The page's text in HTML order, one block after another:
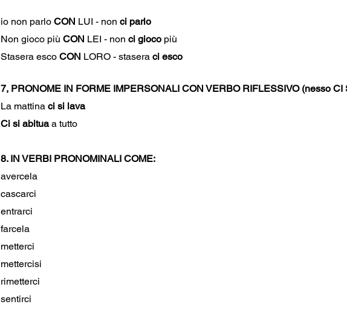
io non parlo CON LUI - non ci parlo
Non gioco più CON LEI - non ci gioco più
Stasera esco CON LORO - stasera ci esco
7, PRONOME IN FORME IMPERSONALI CON VERBO RIFLESSIVO (nesso CI
La mattina ci si lava
Ci si abitua a tutto
8. IN VERBI PRONOMINALI COME:
avercela
cascarci
entrarci
farcela
metterci
mettercisi
rimetterci
sentirci